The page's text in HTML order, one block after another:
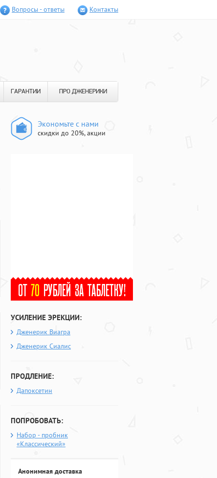
Вопросы - ответы Контакты
ГАРАНТИИ ПРО ДЖЕНЕРИКИ
Экономьте с нами
скидки до 20%, акции
УСИЛЕНИЕ ЭРЕКЦИИ:
Дженерик Виагра
Дженерик Сиалис
ПРОДЛЕНИЕ:
Дапоксетин
ПОПРОБОВАТЬ:
Набор - пробник
«Классический»
Анонимная доставка